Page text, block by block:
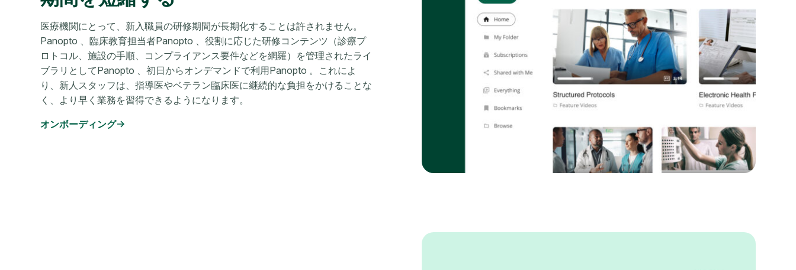
医療機関にとって、新入職員の研修期間が長期化することは許されません。
Panopto 、臨床教育担当者Panopto 、役割に応じた研修コンテンツ（診療プ
ロトコル、施設の手順、コンプライアンス要件などを網羅）を管理されたライ
ブラリとしてPanopto 、初日からオンデマンドで利用Panopto 。これによ
り、新人スタッフは、指導医やベテラン臨床医に継続的な負担をかけることな
く、より早く業務を習得できるようになります。
オンボーディング